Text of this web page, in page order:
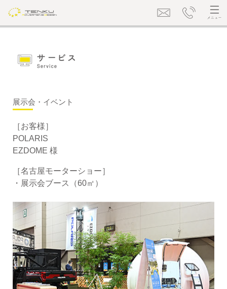
展示会・イベント
［お客様］
POLARIS
EZDOME 様
［名古屋モーターショー］
・展示会ブース（60㎡）